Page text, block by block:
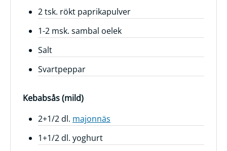
Frågor2 tsk. rökt paprikapulver
1-2 msk. sambal oelek
Salt
Svartpeppar
Kebabsås (mild)
2+1/2 dl. majonnäs
1+1/2 dl. yoghurt